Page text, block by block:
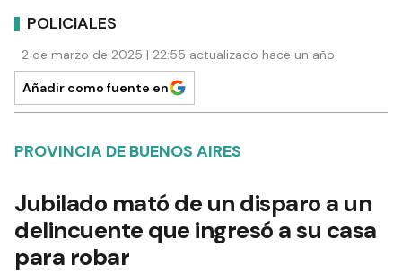
POLICIALES
2 de marzo de 2025 | 22:55 actualizado hace un año
Añadir como fuente en
PROVINCIA DE BUENOS AIRES
Jubilado mató de un disparo a un
delincuente que ingresó a su casa
para robar